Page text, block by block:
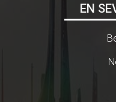
EN